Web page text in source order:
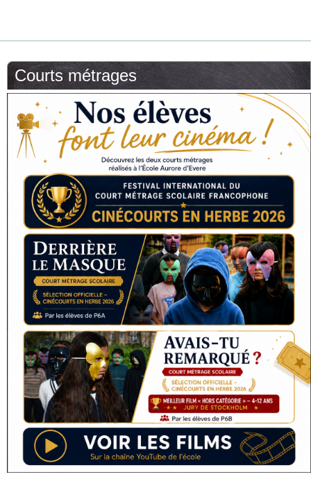
Courts métrages